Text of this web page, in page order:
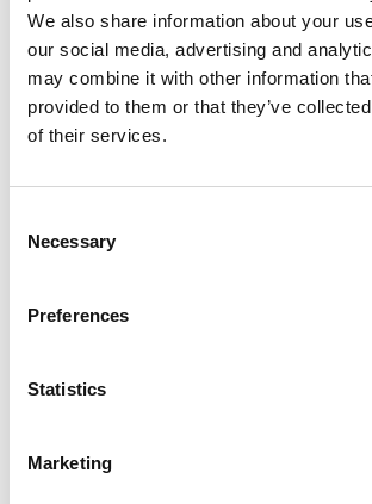
We also share information about your
our social media, advertising and
may combine it with other information
provided to them or that they’ve
of their services.
Selection
Necessary
Preferences
Statistics
Marketing
Stratégie globale sur les
humaines pour la santé :
2030 appelle à un changement
méthodologique dans la
nous planifions, éduquons,
santé. Ceci à son tour a des
zéro discrimination dans les
façon d'intégrer les droits
l'éthique de formation et de
de comportement. »
ALLIANCE GLOBAL HEALTH